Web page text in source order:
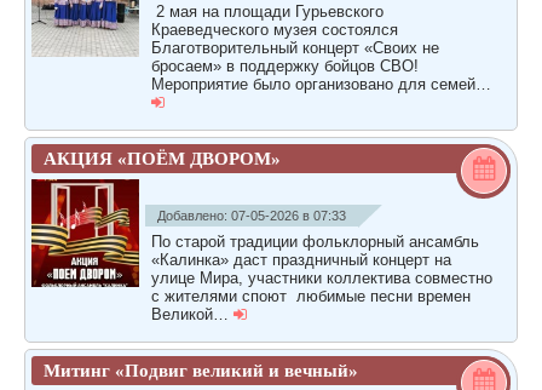
2 мая на площади Гурьевского
Краеведческого музея состоялся
Благотворительный концерт «Своих не
бросаем» в поддержку бойцов СВО!
Мероприятие было организовано для семей…
АКЦИЯ «ПОËМ ДВОРОМ»
Добавлено: 07-05-2026 в 07:33
По старой традиции фольклорный ансамбль
«Калинка» даст праздничный концерт на
улице Мира, участники коллектива совместно
с жителями споют любимые песни времен
Великой…
Митинг «Подвиг великий и вечный»